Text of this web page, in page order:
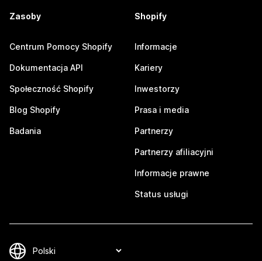
Zasoby
Centrum Pomocy Shopify
Dokumentacja API
Społeczność Shopify
Blog Shopify
Badania
Shopify
Informacje
Kariery
Inwestorzy
Prasa i media
Partnerzy
Partnerzy afiliacyjni
Informacje prawne
Status usługi